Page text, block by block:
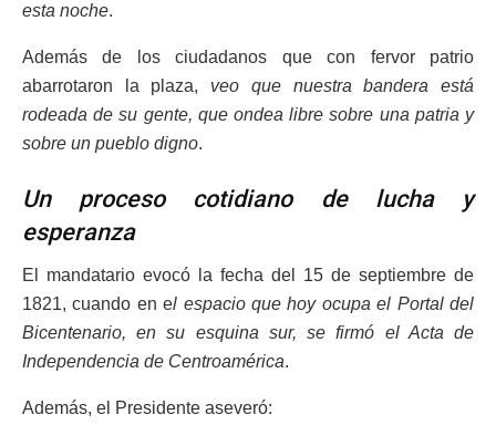
esta noche.
Además de los ciudadanos que con fervor patrio
abarrotaron la plaza, veo que nuestra bandera está
rodeada de su gente, que ondea libre sobre una patria y
sobre un pueblo digno.
Un proceso cotidiano de lucha y
esperanza
El mandatario evocó la fecha del 15 de septiembre de
1821, cuando en el espacio que hoy ocupa el Portal del
Bicentenario, en su esquina sur, se firmó el Acta de
Independencia de Centroamérica.
Además, el Presidente aseveró: